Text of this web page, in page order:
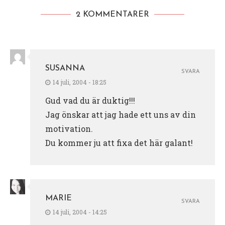
2 KOMMENTARER
SUSANNA
14 juli, 2004 - 18:25
Gud vad du är duktig!!!
Jag önskar att jag hade ett uns av din
motivation.
Du kommer ju att fixa det här galant!
SVARA
MARIE
14 juli, 2004 - 14:25
SVARA